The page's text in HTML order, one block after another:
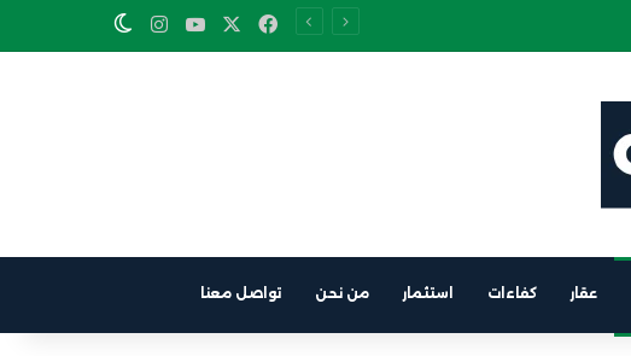
Facebook
YouTube
Instagram
Switch skin
عقار كفاءات استثمار من نحن تواصل معنا